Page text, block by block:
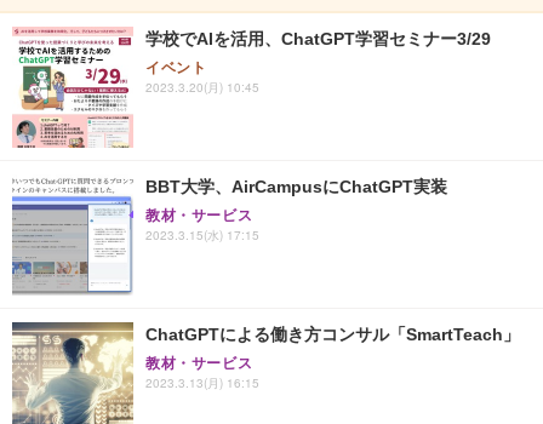
学校でAIを活用、ChatGPT学習セミナー3/29
イベント
2023.3.20(月) 10:45
BBT大学、AirCampusにChatGPT実装
教材・サービス
2023.3.15(水) 17:15
ChatGPTによる働き方コンサル「SmartTeach」
教材・サービス
2023.3.13(月) 16:15